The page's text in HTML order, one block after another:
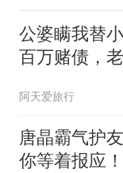
公婆瞒我替
百万赌债，
阿天爱旅行
唐晶霸气护
你等着报应！